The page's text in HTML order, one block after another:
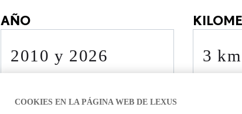
AÑO
2010 y 2026 3
COOKIES EN LA PÁGINA WEB DE LEXUS